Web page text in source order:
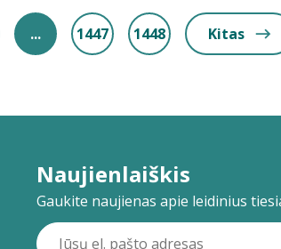
... 1447 1448 Kitas
Naujienlaiškis
Gaukite naujienas apie leidinius